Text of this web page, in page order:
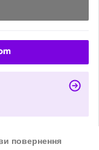
повернення